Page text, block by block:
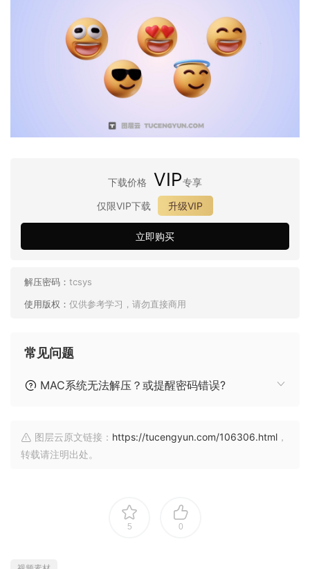
下载价格 VIP专享
仅限VIP下载
升级VIP
立即购买
解压密码： tcsys
使用版权： 仅供参考学习，请勿直接商用
常见问题
MAC系统无法解压？或提醒密码错误?
图层云原文链接： https://tucengyun.com/106306.html ，
转载请注明出处。
5 0